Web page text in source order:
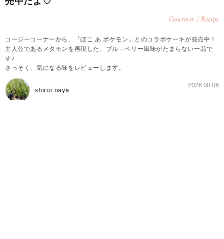
Gourmet / Recipe
コージーコーナーから、「ぽこ あ ポケモン」とのコラボケーキが発売中！
主人公であるメタモンを再現した、ブル－ベリー風味がたまらない一品で
す♪
さっそく、気になる味をレビューします。
shiroi naya
2026.08.06